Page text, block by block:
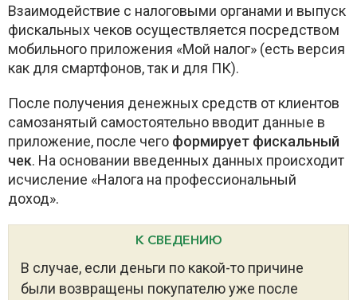
Взаимодействие с налоговыми органами и выпуск
фискальных чеков осуществляется посредством
мобильного приложения «Мой налог» (есть версия
как для смартфонов, так и для ПК).
После получения денежных средств от клиентов
самозанятый самостоятельно вводит данные в
приложение, после чего формирует фискальный
чек. На основании введенных данных происходит
исчисление «Налога на профессиональный
доход».
К СВЕДЕНИЮ
В случае, если деньги по какой-то причине
были возвращены покупателю уже после